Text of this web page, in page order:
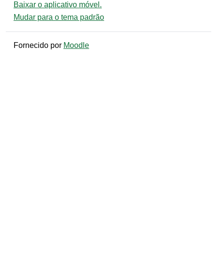
Baixar o aplicativo móvel.
Mudar para o tema padrão
Fornecido por Moodle